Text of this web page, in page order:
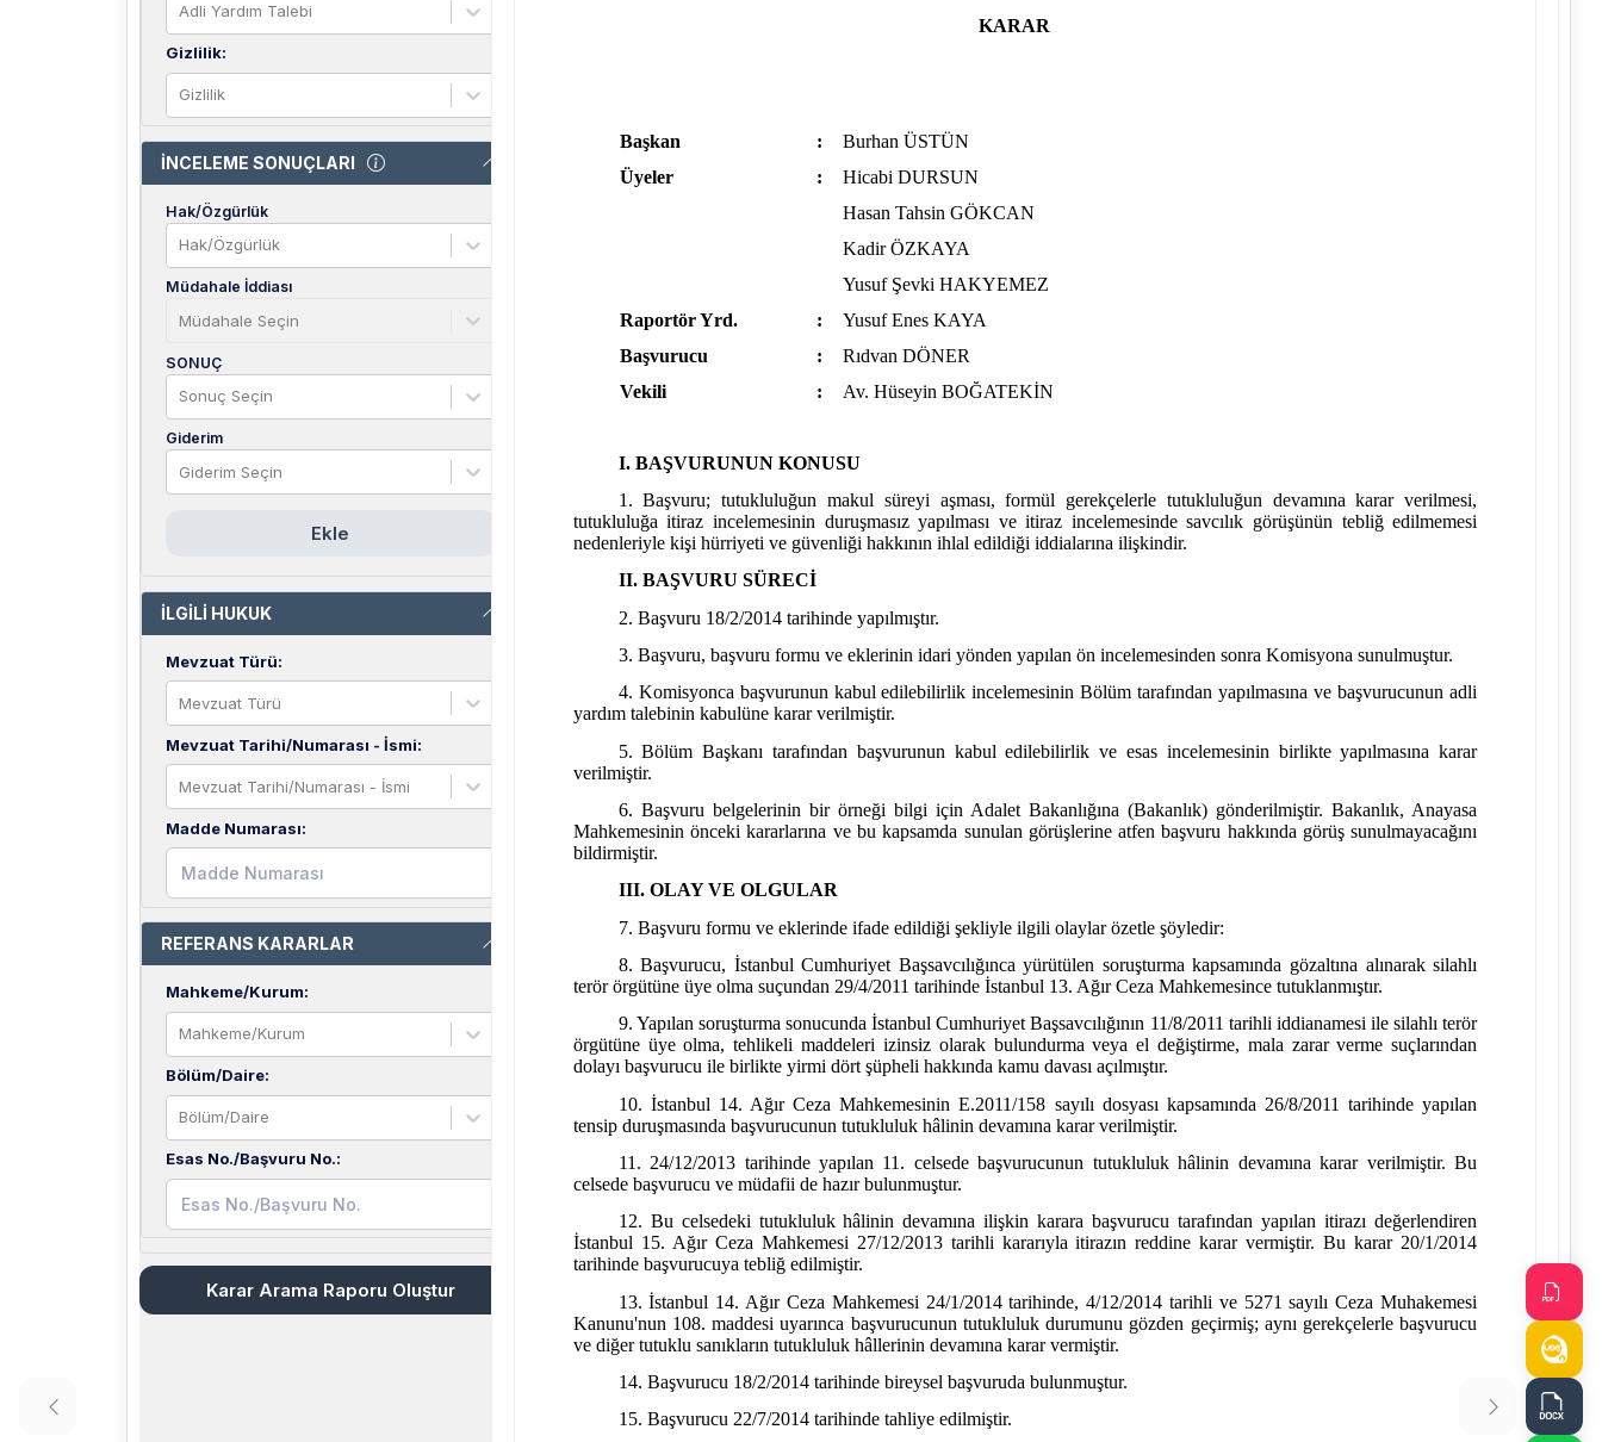
Adli Yardım Talebi
Gizlilik:
Gizlilik
İNCELEME SONUÇLARI
Hak/Özgürlük
Hak/Özgürlük
Müdahale İddiası
Müdahale Seçin
SONUÇ
Sonuç Seçin
Giderim
Giderim Seçin
Ekle
İLGİLİ HUKUK
Mevzuat Türü:
Mevzuat Türü
Mevzuat Tarihi/Numarası - İsmi:
Mevzuat Tarihi/Numarası - İsmi
Madde Numarası:
REFERANS KARARLAR
Mahkeme/Kurum:
Mahkeme/Kurum
Bölüm/Daire:
Bölüm/Daire
Esas No./Başvuru No.:
Karar Arama Raporu Oluştur